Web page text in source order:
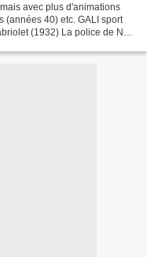
avec plus d'animations
(années 40) etc. GALI sport
(1932) La police de NY